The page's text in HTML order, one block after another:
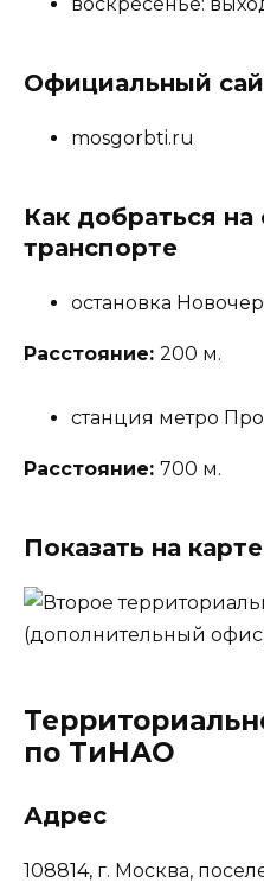
Официальный
mosgorbti.ru
Как добраться
транспорте
остановка
Расстояние: 200 м.
станция метро
Расстояние: 700 м.
Показать на карте
по ТиНАО
Адрес
108814, г. Москва,